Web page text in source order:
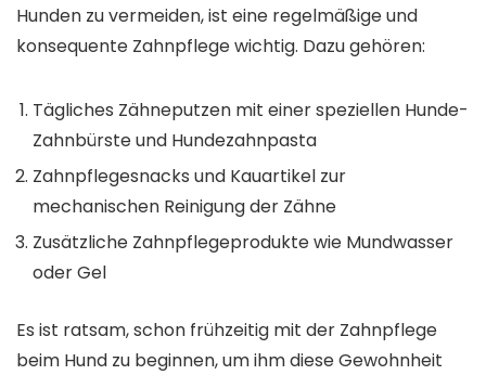
Hunden zu vermeiden, ist eine regelmäßige und
konsequente Zahnpflege wichtig. Dazu gehören:
Tägliches Zähneputzen mit einer speziellen Hunde-
Zahnbürste und Hundezahnpasta
Zahnpflegesnacks und Kauartikel zur
mechanischen Reinigung der Zähne
Zusätzliche Zahnpflegeprodukte wie Mundwasser
oder Gel
Es ist ratsam, schon frühzeitig mit der Zahnpflege
beim Hund zu beginnen, um ihm diese Gewohnheit